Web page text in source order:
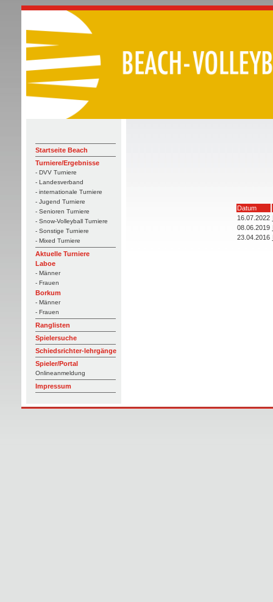
Startseite Beach
Turniere/Ergebnisse
- DVV Turniere
- Landesverband
- internationale Turniere
- Jugend Turniere
- Senioren Turniere
- Snow-Volleyball Turniere
- Sonstige Turniere
- Mixed Turniere
Aktuelle Turniere
Laboe
- Männer
- Frauen
Borkum
- Männer
- Frauen
Ranglisten
Spielersuche
Schiedsrichter-lehrgänge
Spieler/Portal
Onlineanmeldung
Impressum
Datum
16.07.2022
08.06.2019
23.04.2016